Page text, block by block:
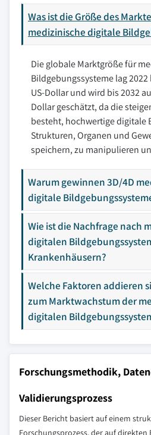
Was ist die Größe des
medizinische digitale
Die globale Marktgröße für
Bildgebungssysteme lag
US-Dollar und wird bis 2032
Dollar geschätzt, da die
besteht, hochwertige digitale
Strukturen, Organen und
speichern, zu manipulieren
Warum gewinnen 3D/4D
digitale
Wie ist die Nachfrage nach
digitalen
Krankenhäusern?
Welche Faktoren addieren
zum Marktwachstum der
digitalen
Forschungsmethodik,
Validierungsprozess
Dieser Bericht basiert auf einem
Forschungsprozess, der auf direkten